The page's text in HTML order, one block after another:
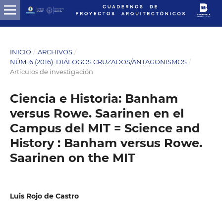
INICIO / ARCHIVOS /
NÚM. 6 (2016): DIÁLOGOS CRUZADOS/ANTAGONISMOS /
Artículos de investigación
Ciencia e Historia: Banham
versus Rowe. Saarinen en el
Campus del MIT = Science and
History : Banham versus Rowe.
Saarinen on the MIT
Luis Rojo de Castro